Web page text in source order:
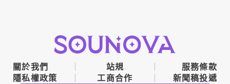
關於我們 站規
服務條款
隱私權政策
工商合作 新聞稿投遞